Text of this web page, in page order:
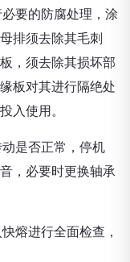
要的防腐处理，涂
排须去除其毛刺
，须去除其损坏部
板对其进行隔绝处
入使用。
是否正常，停机
，必要时更换轴承
熔进行全面检查，